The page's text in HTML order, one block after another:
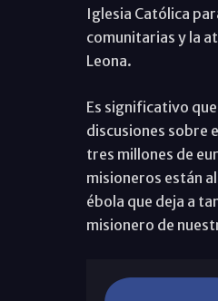
Iglesia Católica
comunitarias y la
Leona.
Es significativo
discusiones sobre
tres millones de
misioneros están
ébola que deja a
misionero de